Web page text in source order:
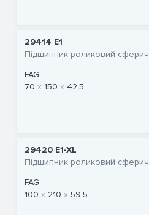
29414 E1
Підшипник роликовий
FAG
70
150 42,5
29420 E1-XL
Підшипник роликовий
FAG
100
210 59,5